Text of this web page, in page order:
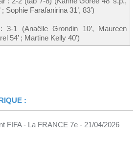
Sophie Farafanirina 31’, 83’)
3-1 (Anaëlle Grondin 10’, Maureen
54’ ; Martine Kelly 40’)
:
FIFA - La FRANCE 7e - 21/04/2026